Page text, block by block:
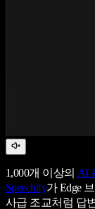
1,000개 이상의 AI
Speechify가 Edge
사급 조교처럼 답